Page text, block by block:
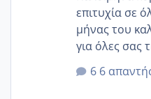
επιτυχία σε
μήνας του
για όλες σας
@Elk
@Zenia z
6